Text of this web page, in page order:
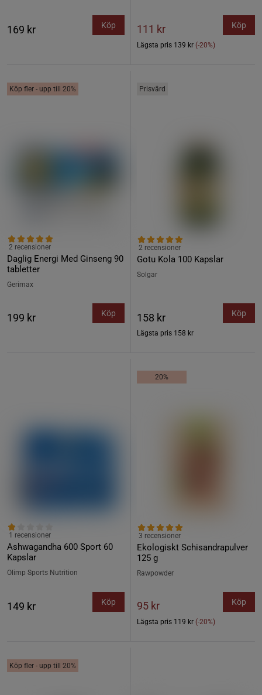
169 kr Köp 111 kr
Lägsta pris 139 kr (-20%)
Köp
Köp fler - upp till 20%
Daglig Energi Med Ginseng 90
tabletter
2 recensioner
Gerimax
199 kr Köp
Prisvärd
Gotu Kola 100 Kapslar
2 recensioner
Solgar
158 kr
Lägsta pris 158 kr
Köp
Ashwagandha 600 Sport 60
Kapslar
1 recensioner
Olimp Sports Nutrition
149 kr Köp
20%
Ekologiskt Schisandrapulver
125 g
3 recensioner
Rawpowder
95 kr
Lägsta pris 119 kr (-20%)
Köp
Köp fler - upp till 20%